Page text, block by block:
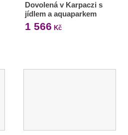
Dovolená v Karpaczi s
jídlem a aquaparkem
1 566 Kč